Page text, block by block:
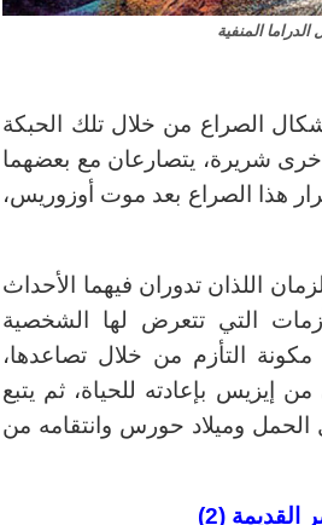
المنفية
الصراع من خلال تلك الحبكة
شريرة، يتصارعان مع بعضهما
هذا الصراع بعد موت أوزوريس،
اللذان تدوران فيهما الأحداث
التي تتعرض لها الشخصية
التأزم من خلال تصاعدها،
إيزيس بإعادته للحياة، ثم يتبع
الحمل وميلاد حورس وانتقامه من
(2)